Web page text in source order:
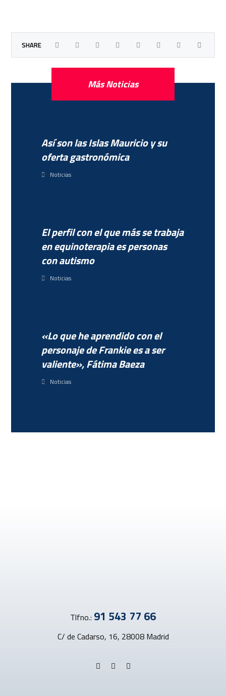
Más Noticias
Así son las Islas Mauricio y su
oferta gastronómica
Noticias
El perfil con el que más se trabaja
en equinoterapia es personas
con autismo
Noticias
«Lo que he aprendido con el
personaje de Frankie es a ser
valiente», Fátima Baeza
Noticias
Tlfno.: 91 543 77 66
C/ de Cadarso, 16, 28008 Madrid